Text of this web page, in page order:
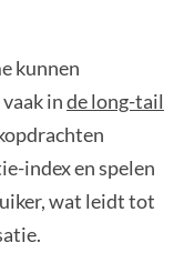
kunnen
inde long-tail
index en spelen
wat leidt tot